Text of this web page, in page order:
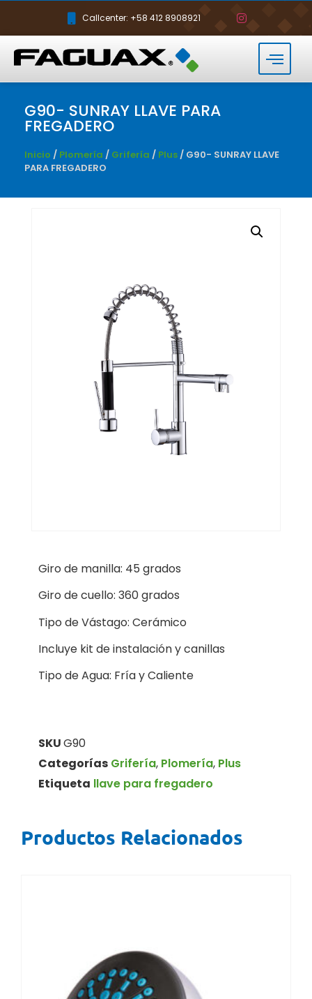
Callcenter: +58 412 8908921
G90- SUNRAY LLAVE PARA
FREGADERO
Inicio / Plomería / Grifería / Plus/ G90- SUNRAY LLAVE
PARA FREGADERO
Giro de manilla: 45 grados
Giro de cuello: 360 grados
Tipo de Vástago: Cerámico
Incluye kit de instalación y canillas
Tipo de Agua: Fría y Caliente
SKUG90
Categorías Grifería, Plomería, Plus
Etiqueta llave para fregadero
Productos Relacionados